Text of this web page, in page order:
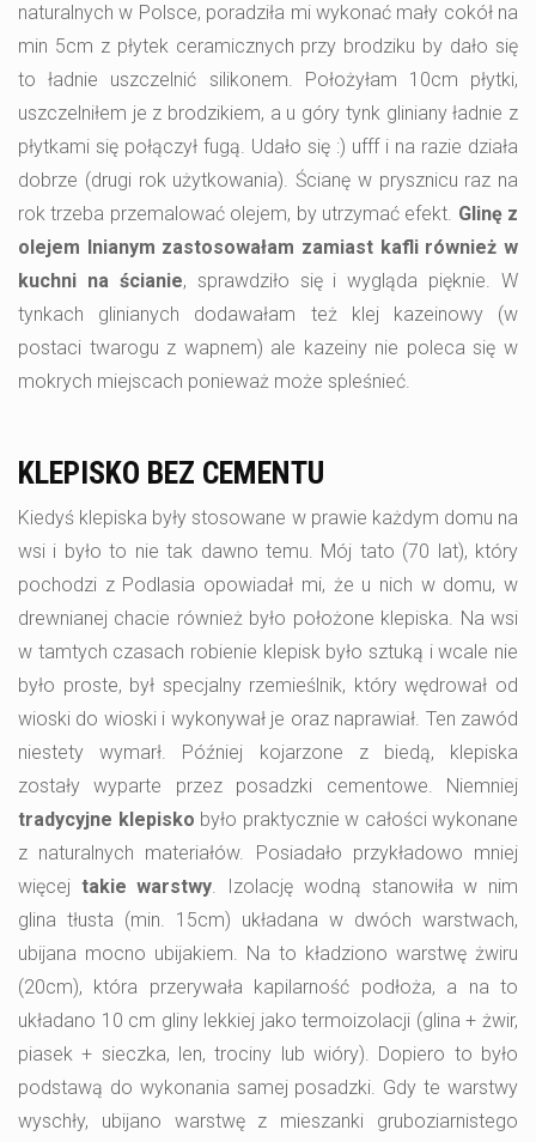
naturalnych w Polsce, poradziła mi wykonać mały cokół na
min 5cm z płytek ceramicznych przy brodziku by dało się
to ładnie uszczelnić silikonem. Położyłam 10cm płytki,
uszczelniłem je z brodzikiem, a u góry tynk gliniany ładnie z
płytkami się połączył fugą. Udało się :) ufff i na razie działa
dobrze (drugi rok użytkowania). Ścianę w prysznicu raz na
rok trzeba przemalować olejem, by utrzymać efekt. Glinę z
olejem lnianym zastosowałam zamiast kafli również w
kuchni na ścianie, sprawdziło się i wygląda pięknie. W
tynkach glinianych dodawałam też klej kazeinowy (w
postaci twarogu z wapnem) ale kazeiny nie poleca się w
mokrych miejscach ponieważ może spleśnieć.
KLEPISKO BEZ CEMENTU
Kiedyś klepiska były stosowane w prawie każdym domu na
wsi i było to nie tak dawno temu. Mój tato (70 lat), który
pochodzi z Podlasia opowiadał mi, że u nich w domu, w
drewnianej chacie również było położone klepiska. Na wsi
w tamtych czasach robienie klepisk było sztuką i wcale nie
było proste, był specjalny rzemieślnik, który wędrował od
wioski do wioski i wykonywał je oraz naprawiał. Ten zawód
niestety wymarł. Później kojarzone z biedą, klepiska
zostały wyparte przez posadzki cementowe. Niemniej
tradycyjne klepisko było praktycznie w całości wykonane
z naturalnych materiałów. Posiadało przykładowo mniej
więcej takie warstwy. Izolację wodną stanowiła w nim
glina tłusta (min. 15cm) układana w dwóch warstwach,
ubijana mocno ubijakiem. Na to kładziono warstwę żwiru
(20cm), która przerywała kapilarność podłoża, a na to
układano 10 cm gliny lekkiej jako termoizolacji (glina + żwir,
piasek + sieczka, len, trociny lub wióry). Dopiero to było
podstawą do wykonania samej posadzki. Gdy te warstwy
wyschły, ubijano warstwę z mieszanki gruboziarnistego